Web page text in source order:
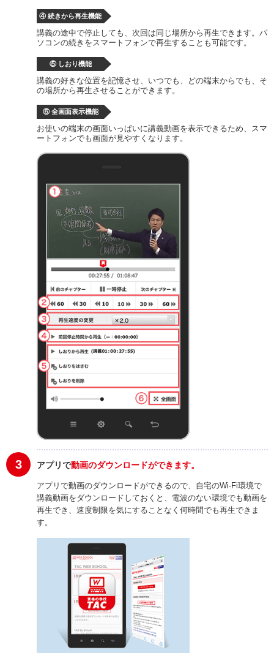
④ 続きから再生機能
講義の途中で停止しても、次回は同じ場所から再生できます。パ
ソコンの続きをスマートフォンで再生することも可能です。
⑤ しおり機能
講義の好きな位置を記憶させ、いつでも、どの端末からでも、そ
の場所から再生させることができます。
⑥ 全画面表示機能
お使いの端末の画面いっぱいに講義動画を表示できるため、スマ
ートフォンでも画面が見やすくなります。
3 アプリで動画のダウンロードができます。
アプリで動画のダウンロードができるので、自宅のWi-Fi環境で
講義動画をダウンロードしておくと、電波のない環境でも動画を
再生でき、速度制限を気にすることなく何時間でも再生できま
す。